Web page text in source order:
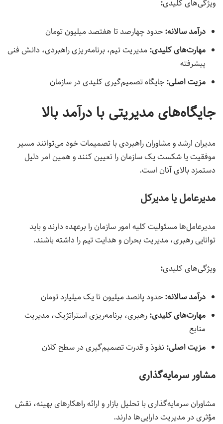
ویژگی‌های کلیدی:
درآمد سالانه: حدود چهارصد تا هفتصد میلیون تومان
مهارت‌های کلیدی: مدیریت تیم، برنامه‌ریزی راهبردی، دانش فنی
پیشرفته
مزیت اصلی: جایگاه تصمیم‌گیری کلیدی در سازمان
جایگاه‌های مدیریتی با درآمد بالا
مدیران ارشد و مشاوران راهبردی با تصمیمات خود می‌توانند مسیر
موفقیت یا شکست یک سازمان را تعیین کنند و همین امر دلیل
دستمزد بالای آنان است.
مدیرعامل یا مدیرکل
مدیرعامل‌ها مسئولیت کلیه امور سازمان را برعهده دارند و باید
توانایی رهبری، مدیریت بحران و هدایت تیم را داشته باشند.
ویژگی‌های کلیدی:
درآمد سالانه: حدود پانصد میلیون تا یک میلیارد تومان
مهارت‌های کلیدی: رهبری، برنامه‌ریزی استراتژیک، مدیریت
منابع
مزیت اصلی: نفوذ و قدرت تصمیم‌گیری در سطح کلان
مشاور سرمایه‌گذاری
مشاوران سرمایه‌گذاری با تحلیل بازار و ارائه راهکارهای بهینه، نقش
مؤثری در مدیریت دارایی‌ها دارند.